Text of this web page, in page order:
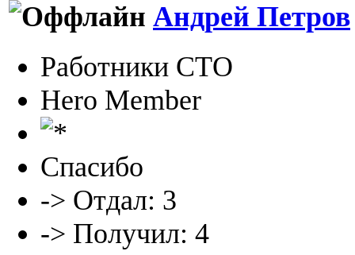
Андрей Петров
Работники СТО
Hero Member
Спасибо
-> Отдал: 3
-> Получил: 4